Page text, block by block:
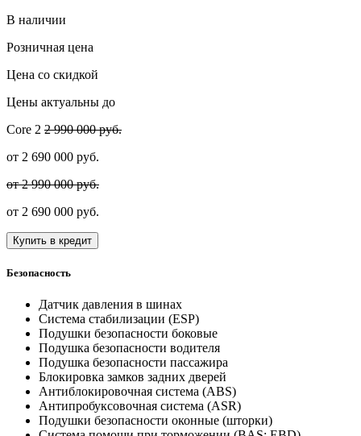
В наличии
Розничная цена
Цена со скидкой
Цены актуальны до
Core 2 2 990 000 руб.
от 2 690 000 руб.
от 2 990 000 руб.
от 2 690 000 руб.
Купить в кредит
Безопасность
Датчик давления в шинах
Система стабилизации (ESP)
Подушки безопасности боковые
Подушка безопасности водителя
Подушка безопасности пассажира
Блокировка замков задних дверей
Антиблокировочная система (ABS)
Антипробуксовочная система (ASR)
Подушки безопасности оконные (шторки)